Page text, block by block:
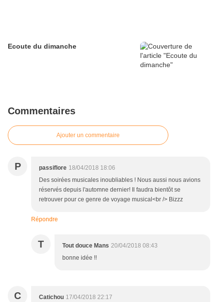
Ecoute du dimanche
Commentaires
Ajouter un commentaire
P passiflore 18/04/2018 18:06
Des soirées musicales inoubliables ! Nous aussi nous avions
réservés depuis l'automne dernier! Il faudra bientôt se
retrouver pour ce genre de voyage musical<br /> Bizzz
Répondre
T Tout douce Mans 20/04/2018 08:43
bonne idée !!
C Catichou 17/04/2018 22:17